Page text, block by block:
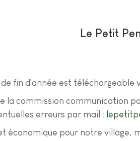
Le Petit
fin d'année est téléchargeable
la commission communication
erreurs par mail :
économique pour notre village,